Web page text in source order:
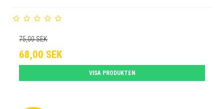
75,00 SEK
68,00 SEK
VISA PRODUKTEN